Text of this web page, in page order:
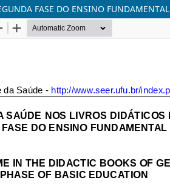
FASE DO ENSINO FUNDAMENTAL